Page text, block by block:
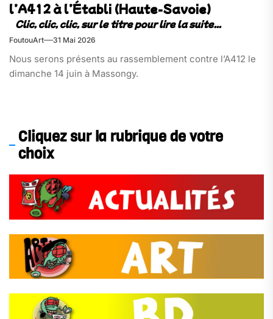
l’A412 à l’Établi (Haute-Savoie)
FoutouArt 31 Mai 2026
Nous serons présents au rassemblement contre l’A412 le
dimanche 14 juin à Massongy.
Cliquez sur la rubrique de votre
choix